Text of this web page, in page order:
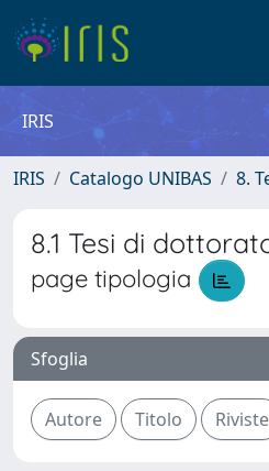
IRIS
IRIS Catalogo UNIBAS 8.
8.1 Tesi di
page tipologia
Sfoglia